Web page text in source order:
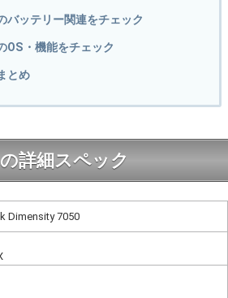
バッテリー関連をチェック
OS・機能をチェック
とめ
詳細スペック
Dimensity 7050